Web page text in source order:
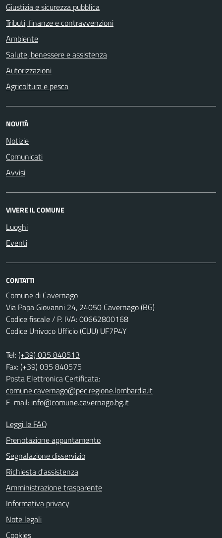
Giustizia e sicurezza pubblica
Tributi, finanze e contravvenzioni
Ambiente
Salute, benessere e assistenza
Autorizzazioni
Agricoltura e pesca
NOVITÀ
Notizie
Comunicati
Avvisi
VIVERE IL COMUNE
Luoghi
Eventi
CONTATTI
Comune di Cavernago
Via Papa Giovanni 24, 24050 Cavernago (BG)
Codice fiscale / P. IVA: 00662800168
Codice Univoco Ufficio (CUU) UF7P4Y
Tel:(+39) 035 840513
Fax: (+39) 035 840575
Posta Elettronica Certificata:
comune.cavernago@pec.regione.lombardia.it
E-mail: info@comune.cavernago.bg.it
Leggi le FAQ
Prenotazione appuntamento
Segnalazione disservizio
Richiesta d'assistenza
Amministrazione trasparente
Informativa privacy
Note legali
Cookies